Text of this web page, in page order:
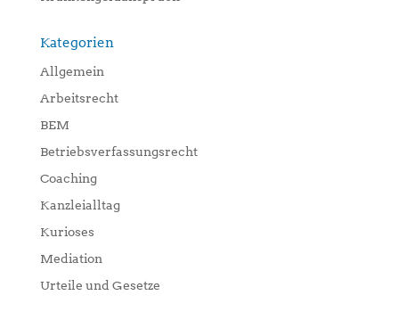
Kategorien
Allgemein
Arbeitsrecht
BEM
Betriebsverfassungsrecht
Coaching
Kanzleialltag
Kurioses
Mediation
Urteile und Gesetze